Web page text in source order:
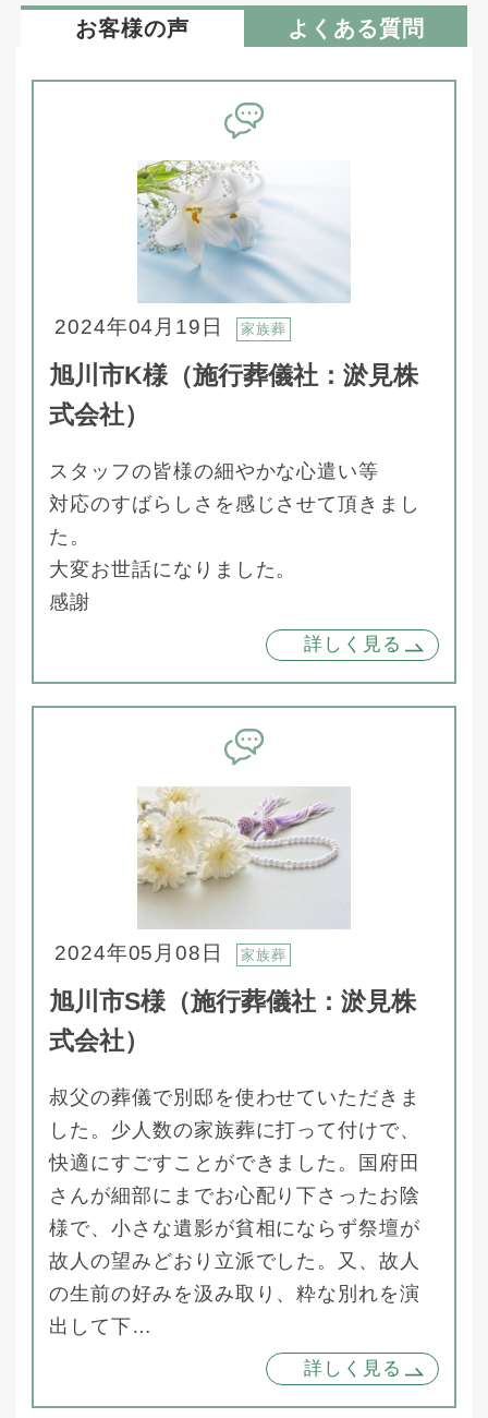
お客様の声 よくある質問
2024年04月19日 家族葬
旭川市K様（施行葬儀社：淤見株
式会社）
スタッフの皆様の細やかな心遣い等
対応のすばらしさを感じさせて頂きまし
た。
大変お世話になりました。
感謝
詳しく見る
2024年05月08日 家族葬
旭川市S様（施行葬儀社：淤見株
式会社）
叔父の葬儀で別邸を使わせていただきま
した。少人数の家族葬に打って付けで、
快適にすごすことができました。国府田
さんが細部にまでお心配り下さったお陰
様で、小さな遺影が貧相にならず祭壇が
故人の望みどおり立派でした。又、故人
の生前の好みを汲み取り、粋な別れを演
出して下…
詳しく見る